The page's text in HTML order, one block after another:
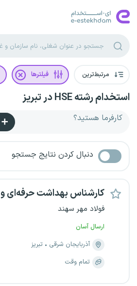
مرتبط‌ترین فیلترها
استخدام رشته HSE در تبریز
کارفرما هستید؟
دنبال کردن نتایج جستجو
کارشناس بهداشت حرفه‌ای و HSE
فولاد مهر سهند
ارسال آسان
آذربایجان شرقی
تبریز
تمام وقت